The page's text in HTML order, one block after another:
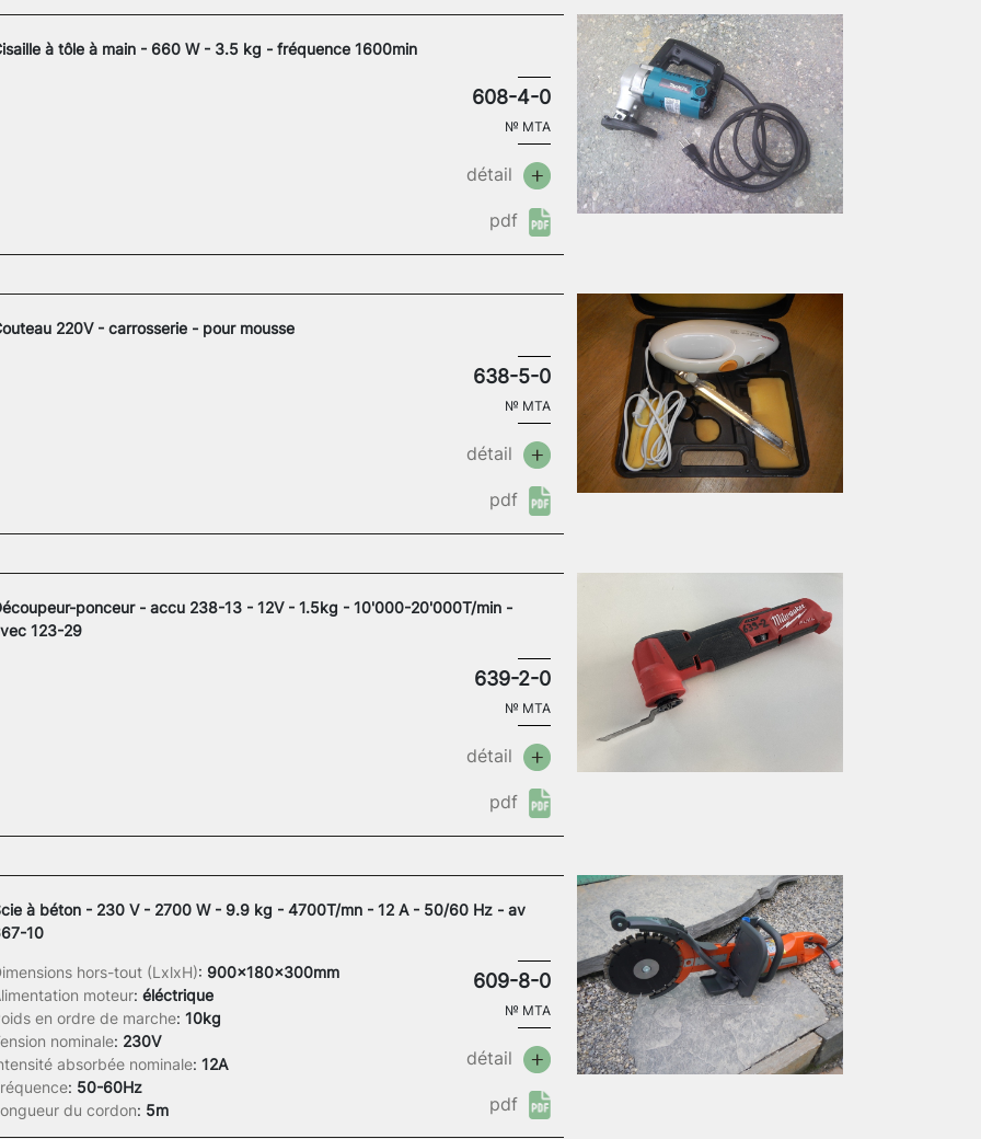
à tôle à main - 660 W - 3.5 kg - fréquence 1600min
608-4-0
№ MTA
détail
pdf
220V - carrosserie - pour mousse
638-5-0
№ MTA
détail
pdf
ponceur - accu 238-13 - 12V - 1.5kg - 10'000-20'000T/min -
123-29
639-2-0
№ MTA
détail
pdf
à béton - 230 V - 2700 W - 9.9 kg - 4700T/mn - 12 A - 50/60 Hz - av
10
hors-tout (LxlxH): 900x180x300mm
moteur: éléctrique
en ordre de marche: 10kg
nominale: 230V
absorbée nominale: 12A
: 50-60Hz
du cordon: 5m
609-8-0
№ MTA
détail
pdf